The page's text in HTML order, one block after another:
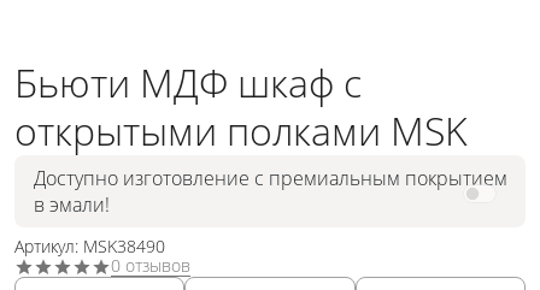
Бьюти МДФ шкаф с
открытыми полками MSK
Доступно изготовление с премиальным покрытием
в эмали!
Артикул: MSK38490
0 отзывов